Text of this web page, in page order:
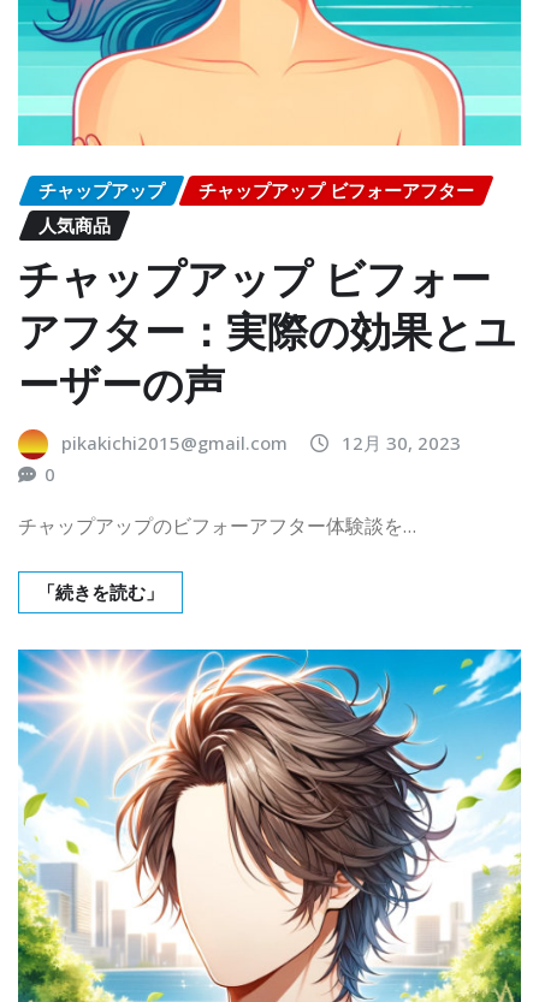
チャップアップ
チャップアップ ビフォーアフター
人気商品
チャップアップ ビフォー
アフター：実際の効果とユ
ーザーの声
pikakichi2015@gmail.com
12月 30, 2023
0
チャップアップのビフォーアフター体験談を…
「続きを読む」